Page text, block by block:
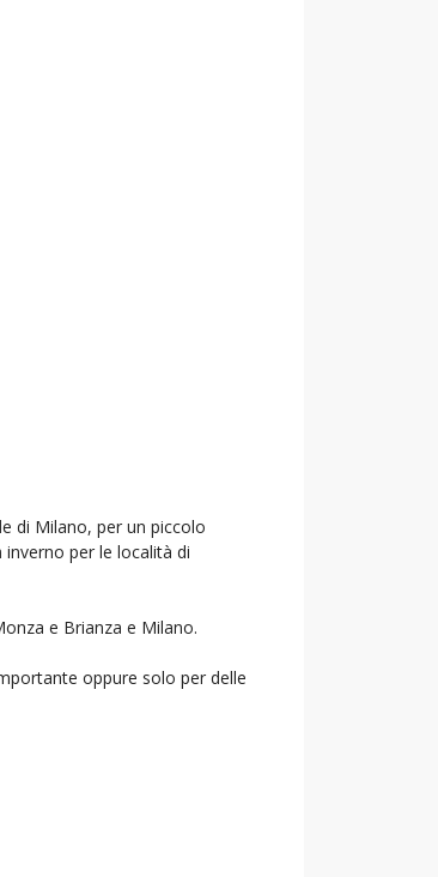
di Milano, per un piccolo
per le località di
e Brianza e Milano.
oppure solo per delle